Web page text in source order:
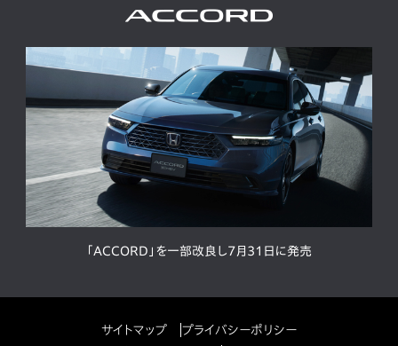
「ACCORD」を一部改良し7月31日に発売
サイトマップ プライバシーポリシー